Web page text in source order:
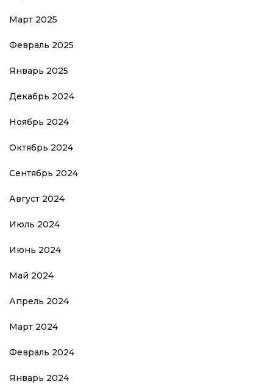
Март 2025
Февраль 2025
Январь 2025
Декабрь 2024
Ноябрь 2024
Октябрь 2024
Сентябрь 2024
Август 2024
Июль 2024
Июнь 2024
Май 2024
Апрель 2024
Март 2024
Февраль 2024
Январь 2024